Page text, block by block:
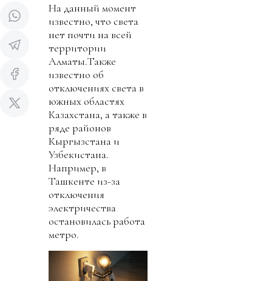
На данный момент
известно, что света
нет почти на всей
территории
Алматы.Также
известно об
отключениях света в
южных областях
Казахстана, а также в
ряде районов
Кыргызстана и
Узбекистана.
Например, в
Ташкенте из-за
отключения
электричества
остановилась работа
метро.